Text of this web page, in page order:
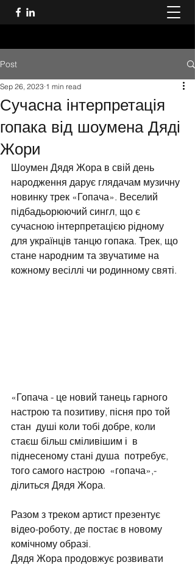
Post
Сучасна інтерпретація
гопака від шоумена Дяді
Жори
Sep 26, 2023 1 min read
Шоумен Дядя Жора в свій день
народження дарує глядачам музичну
новинку трек «Гопача». Веселий
підбадьорюючий сингл, що є
сучасною інтерпретацією рідному
для українців танцю гопака. Трек, що
стане народним та звучатиме на
кожному весіллі чи родинному святі.
«Гопача - це новий танець гарного
настрою та позитиву, пісня про той
стан  душі коли тобі добре, коли
стаєш більш сміливішим і  в
піднесеному стані душа  потребує,
того самого настрою  «гопача»,-
ділиться Дядя Жора.
Разом з треком артист презентує
відео-роботу, де постає в новому
комічному образі.
Дядя Жора продовжує розвивати